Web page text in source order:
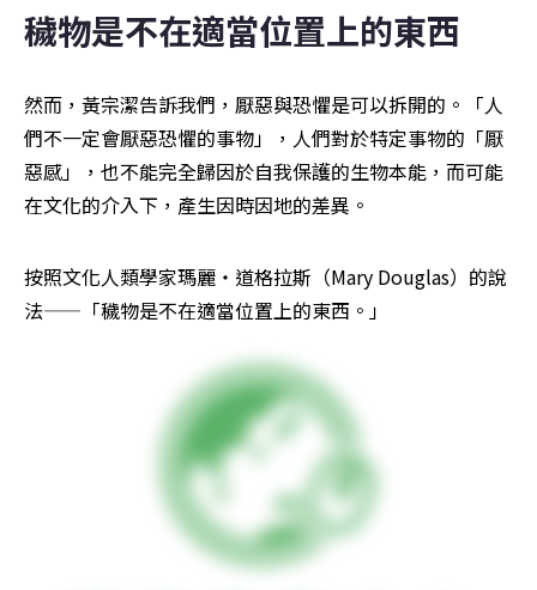
穢物是不在適當位置上的東西
然而，黃宗潔告訴我們，厭惡與恐懼是可以拆開的。「人
們不一定會厭惡恐懼的事物」，人們對於特定事物的「厭
惡感」，也不能完全歸因於自我保護的生物本能，而可能
在文化的介入下，產生因時因地的差異。
按照文化人類學家瑪麗・道格拉斯（Mary Douglas）的說
法——「穢物是不在適當位置上的東西。」